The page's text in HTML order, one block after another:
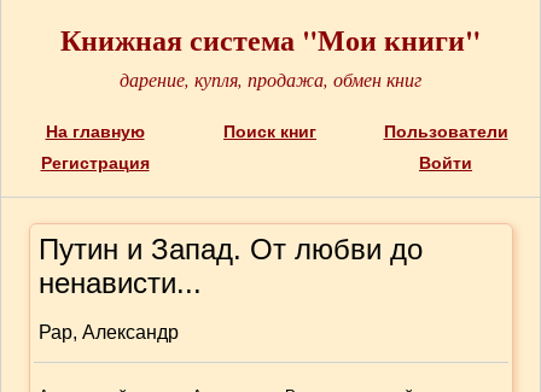
Книжная система "Мои книги"
дарение, купля, продажа, обмен книг
На главную Поиск книг
Пользователи
Регистрация
Войти
Путин и Запад. От любви до
ненависти...
Рар, Александр